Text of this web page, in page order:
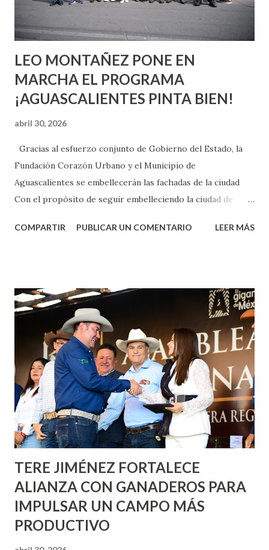
experiencia te dirá, siempre es mejor cuando ambas partes
son suficientemen...
LEO MONTAÑEZ PONE EN
MARCHA EL PROGRAMA
¡AGUASCALIENTES PINTA BIEN!
abril 30, 2026
Gracias al esfuerzo conjunto de Gobierno del Estado, la
Fundación Corazón Urbano y el Municipio de
Aguascalientes se embellecerán las fachadas de la ciudad
Con el propósito de seguir embelleciendo la ciudad de
municipal, Leo Montañez dio inicio al programa
Corazón Urbano y el Municipio capital. Leo Montañez
informó que en este programa se usarán cerca de 90 mil
metros cuadrados de pintura, para dar inicio en la calle
Nieto, entre Jesús F. Elizondo y la calle 22 de Octubre, con
lo que se aplicará pintura en 66 casas. Posteriormente se
llevará este programa a Villas de Nuestra Señora de la
Asunción, Avenida Alameda y Decreto 27 de Septiembre, en
los edificios FOVISSSTE Ojo de Agua, en la comunidad
Norias de Paso Hondo y en los edificios de...
COMPARTIR PUBLICAR UN COMENTARIO LEER MÁS
TERE JIMÉNEZ FORTALECE
ALIANZA CON GANADEROS PARA
IMPULSAR UN CAMPO MÁS
PRODUCTIVO